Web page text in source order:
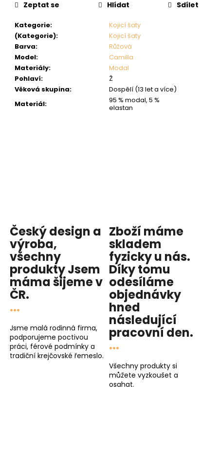
Kategorie:
Kojicí šaty
(Kategorie):
Kojicí šaty
Barva:
Růžová
Model:
Camilla
Materiály:
Modal
Pohlaví:
Ž
Věková skupina:
Dospělí (13 let a více)
Materiál:
95 % modal, 5 %
elastan
Zeptat se Hlídat Sdílet
Český design a
výroba,
všechny
produktyJsem
mámašijeme v
ČR.
...
Jsme malá rodinná firma,
podporujeme poctivou
práci, férové podmínky a
tradiční krejčovské řemeslo.
Zboží máme
skladem
fyzicky u nás.
Díky tomu
odesíláme
objednávky
hned
následující
pracovní den.
...
Všechny produkty si
můžete vyzkoušet a
osahat.